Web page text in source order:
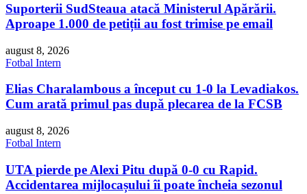
Suporterii SudSteaua atacă Ministerul Apărării.
Aproape 1.000 de petiții au fost trimise pe email
august 8, 2026
Fotbal Intern
Elias Charalambous a început cu 1-0 la Levadiakos.
Cum arată primul pas după plecarea de la FCSB
august 8, 2026
Fotbal Intern
UTA pierde pe Alexi Pitu după 0-0 cu Rapid.
Accidentarea mijlocașului îi poate încheia sezonul